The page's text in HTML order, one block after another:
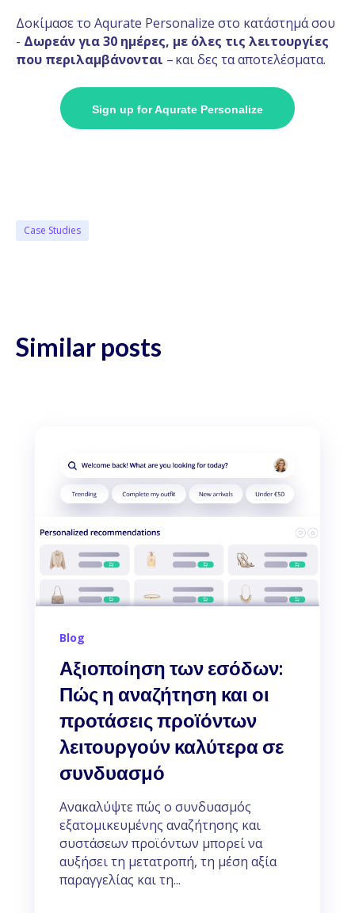
Δοκίμασε το Aqurate Personalize στο κατάστημά σου
- Δωρεάν για 30 ημέρες, με όλες τις λειτουργίες
που περιλαμβάνονται – και δες τα αποτελέσματα.
Sign up for Aqurate Personalize
Case Studies
Similar posts
Blog
Αξιοποίηση των εσόδων:
Πώς η αναζήτηση και οι
προτάσεις προϊόντων
λειτουργούν καλύτερα σε
συνδυασμό
Ανακαλύψτε πώς ο συνδυασμός
εξατομικευμένης αναζήτησης και
συστάσεων προϊόντων μπορεί να
αυξήσει τη μετατροπή, τη μέση αξία
παραγγελίας και τη...